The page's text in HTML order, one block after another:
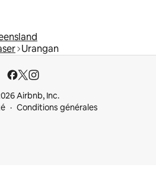
Urangan
Airbnb, Inc.
Conditions générales